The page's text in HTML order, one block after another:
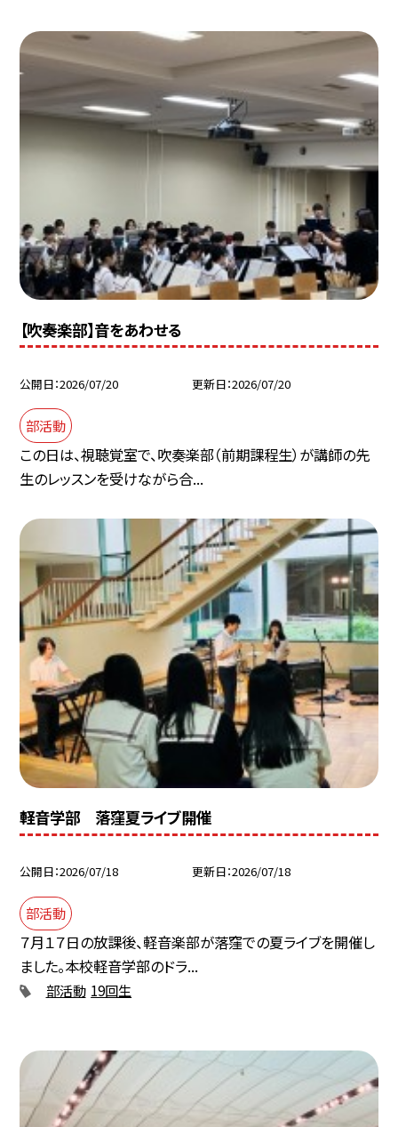
【吹奏楽部】音をあわせる
公開日 2026/07/20 更新日 2026/07/20
部活動
この日は、視聴覚室で、吹奏楽部（前期課程生）が講師の先
生のレッスンを受けながら合...
軽音学部 落窪夏ライブ開催
公開日 2026/07/18 更新日 2026/07/18
部活動
７月１７日の放課後、軽音楽部が落窪での夏ライブを開催し
ました。本校軽音学部のドラ...
部活動 19回生